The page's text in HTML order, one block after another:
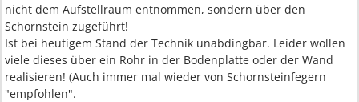
nicht dem Aufstellraum entnommen, sondern über den
Schornstein zugeführt!
Ist bei heutigem Stand der Technik unabdingbar. Leider wollen
viele dieses über ein Rohr in der Bodenplatte oder der Wand
realisieren! (Auch immer mal wieder von Schornsteinfegern
"empfohlen".